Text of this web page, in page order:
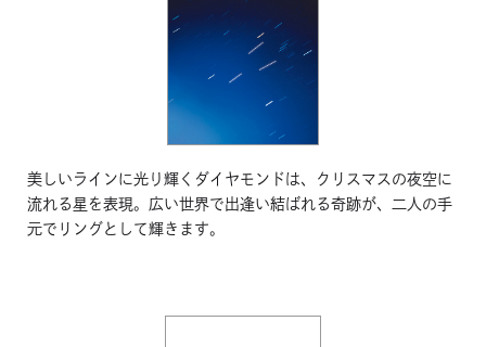
美しいラインに光り輝くダイヤモンドは、クリスマスの夜空に
流れる星を表現。広い世界で出逢い結ばれる奇跡が、二人の手
元でリングとして輝きます。